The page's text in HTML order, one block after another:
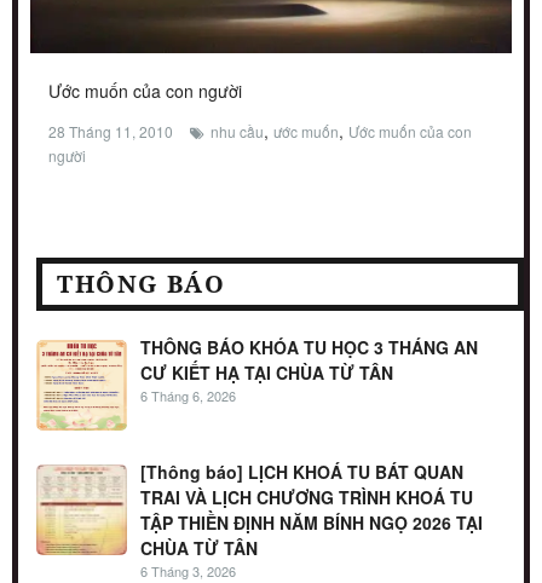
Ước muốn của con người
28 Tháng 11, 2010 nhu cầu, ước muốn, Ước muốn của con
người
THÔNG BÁO
THÔNG BÁO KHÓA TU HỌC 3 THÁNG AN
CƯ KIẾT HẠ TẠI CHÙA TỪ TÂN
6 Tháng 6, 2026
[Thông báo] LỊCH KHOÁ TU BÁT QUAN
TRAI VÀ LỊCH CHƯƠNG TRÌNH KHOÁ TU
TẬP THIỀN ĐỊNH NĂM BÍNH NGỌ 2026 TẠI
CHÙA TỪ TÂN
6 Tháng 3, 2026